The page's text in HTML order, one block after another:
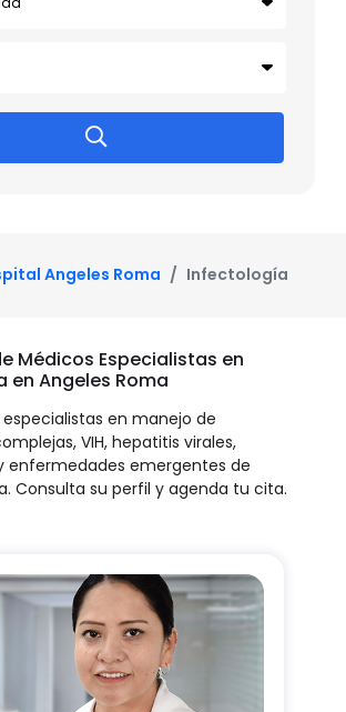
Angeles Roma Infectología
Médicos Especialistas en
en Angeles Roma
en manejo de
VIH, hepatitis virales,
enfermedades emergentes de
Consulta su perfil y agenda tu cita.